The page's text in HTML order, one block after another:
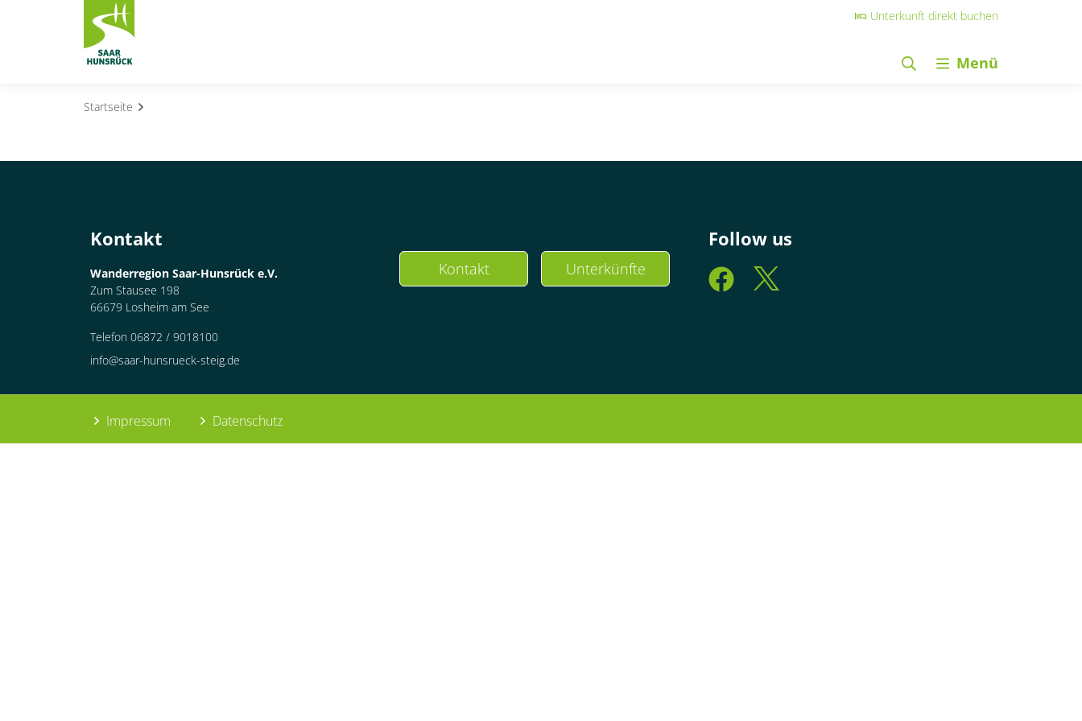
Zum Hauptinhalt springen
Unterkunft direkt buchen
Menü
Subnavigation umschalten
Subnavigation umschalten
Subnavigation umschalten
Subnavigation umschalten
Startseite
Kontakt
Wanderregion Saar-Hunsrück e.V.
Zum Stausee 198
66679 Losheim am See
Telefon 06872 / 9018100
info@saar-hunsrueck-steig.de
Kontakt Unterkünfte
Follow us
Impressum Datenschutz